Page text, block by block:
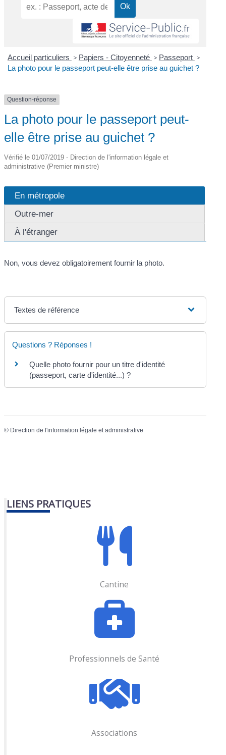
Accueil particuliers > Papiers - Citoyenneté > Passeport >
La photo pour le passeport peut-elle être prise au guichet ?
Question-réponse
La photo pour le passeport peut-
elle être prise au guichet ?
Vérifié le 01/07/2019 - Direction de l'information légale et
administrative (Premier ministre)
En métropole
Outre-mer
À l'étranger
Non, vous devez obligatoirement fournir la photo.
Textes de référence
Questions ? Réponses !
Quelle photo fournir pour un titre d'identité
(passeport, carte d'identité...) ?
© Direction de l'information légale et administrative
LIENS PRATIQUES
Cantine
Professionnels de Santé
Associations